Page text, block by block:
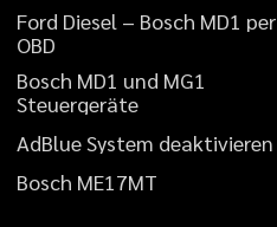
Ford Diesel – Bosch MD1 per
OBD
Bosch MD1 und MG1
Steuergeräte
AdBlueSystem deaktivieren
Bosch ME17MT